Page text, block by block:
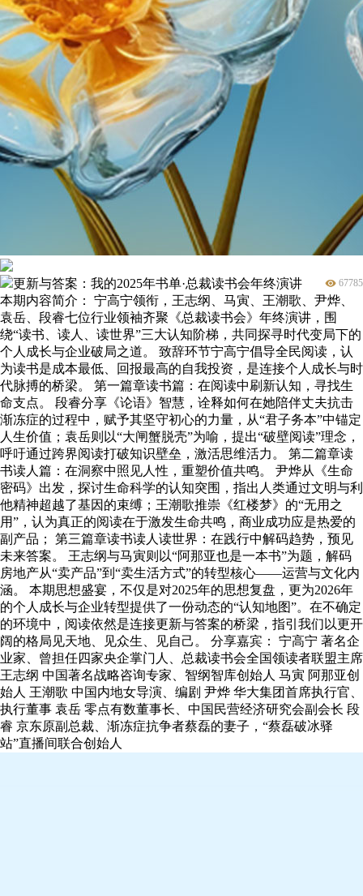
更新与答案：我的2025年书单·总裁读书会年终演讲 67785
本期内容简介： 宁高宁领衔，王志纲、马寅、王潮歌、尹烨、
袁岳、段睿七位行业领袖齐聚《总裁读书会》年终演讲，围
绕“读书、读人、读世界”三大认知阶梯，共同探寻时代变局下的
个人成长与企业破局之道。 致辞环节宁高宁倡导全民阅读，认
为读书是成本最低、回报最高的自我投资，是连接个人成长与时
代脉搏的桥梁。 第一篇章读书篇：在阅读中刷新认知，寻找生
命支点。 段睿分享《论语》智慧，诠释如何在她陪伴丈夫抗击
渐冻症的过程中，赋予其坚守初心的力量，从“君子务本”中锚定
人生价值；袁岳则以“大闸蟹脱壳”为喻，提出“破壁阅读”理念，
呼吁通过跨界阅读打破知识壁垒，激活思维活力。 第二篇章读
书读人篇：在洞察中照见人性，重塑价值共鸣。 尹烨从《生命
密码》出发，探讨生命科学的认知突围，指出人类通过文明与利
他精神超越了基因的束缚；王潮歌推崇《红楼梦》的“无用之
用”，认为真正的阅读在于激发生命共鸣，商业成功应是热爱的
副产品； 第三篇章读书读人读世界：在践行中解码趋势，预见
未来答案。 王志纲与马寅则以“阿那亚也是一本书”为题，解码
房地产从“卖产品”到“卖生活方式”的转型核心——运营与文化内
涵。 本期思想盛宴，不仅是对2025年的思想复盘，更为2026年
的个人成长与企业转型提供了一份动态的“认知地图”。在不确定
的环境中，阅读依然是连接更新与答案的桥梁，指引我们以更开
阔的格局见天地、见众生、见自己。 分享嘉宾： 宁高宁 著名企
业家、曾担任四家央企掌门人、总裁读书会全国领读者联盟主席
王志纲 中国著名战略咨询专家、智纲智库创始人 马寅 阿那亚创
始人 王潮歌 中国内地女导演、编剧 尹烨 华大集团首席执行官、
执行董事 袁岳 零点有数董事长、中国民营经济研究会副会长 段
睿 京东原副总裁、渐冻症抗争者蔡磊的妻子，“蔡磊破冰驿
站”直播间联合创始人